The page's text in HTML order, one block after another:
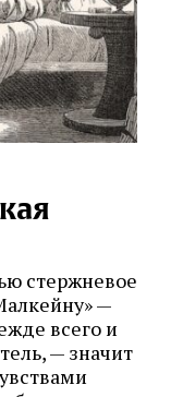
стержневое
—
всего и
— значит